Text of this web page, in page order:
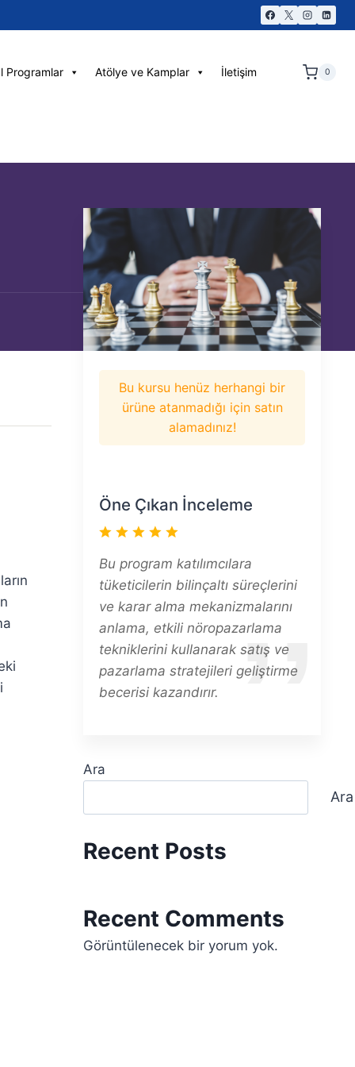
Programlar Atölye ve Kamplar İletişim 0
Bu kursu henüz herhangi bir
ürüne atanmadığı için satın
alamadınız!
Öne Çıkan İnceleme
Bu program katılımcılara
tüketicilerin bilinçaltı süreçlerini
ve karar alma mekanizmalarını
anlama, etkili nöropazarlama
tekniklerini kullanarak satış ve
pazarlama stratejileri geliştirme
becerisi kazandırır.
Ara
Ara
Recent Posts
Recent Comments
Görüntülenecek bir yorum yok.